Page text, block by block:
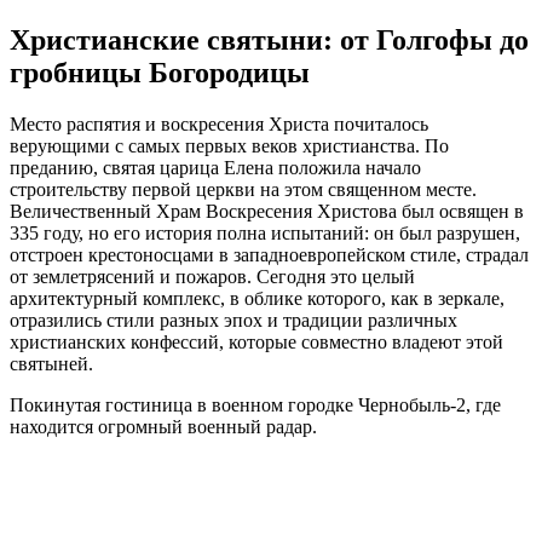
Христианские святыни: от Голгофы до
гробницы Богородицы
Место распятия и воскресения Христа почиталось
верующими с самых первых веков христианства. По
преданию, святая царица Елена положила начало
строительству первой церкви на этом священном месте.
Величественный Храм Воскресения Христова был освящен в
335 году, но его история полна испытаний: он был разрушен,
отстроен крестоносцами в западноевропейском стиле, страдал
от землетрясений и пожаров. Сегодня это целый
архитектурный комплекс, в облике которого, как в зеркале,
отразились стили разных эпох и традиции различных
христианских конфессий, которые совместно владеют этой
святыней.
Покинутая гостиница в военном городке Чернобыль-2, где
находится огромный военный радар.